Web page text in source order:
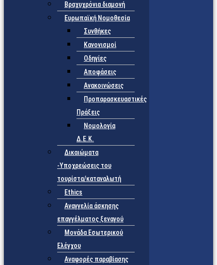
Βραχυχρόνια διαμονή
Ευρωπαϊκή Νομοθεσία
Συνθήκες
Κανονισμοί
Οδηγίες
Αποφάσεις
Ανακοινώσεις
Προπαρασκευαστικές
Πράξεις
Νομολογία
Δ.Ε.Κ.
Δικαιώματα
-Υποχρεώσεις του
τουρίστα/καταναλωτή
Ethics
Αναγγελία άσκησης
επαγγέλματος ξεναγού
Μονάδα Εσωτερικού
Ελέγχου
Αναφορές παραβίασης